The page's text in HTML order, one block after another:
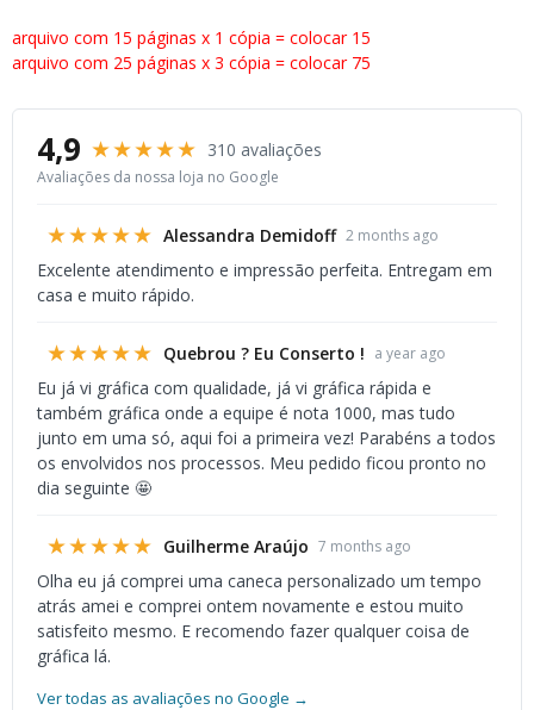
arquivo com 15 páginas x 1 cópia = colocar 15
arquivo com 25 páginas x 3 cópia = colocar 75
4,9 ★★★★★ 310 avaliações
Avaliações da nossa loja no Google
★★★★★ Alessandra Demidoff 2 months ago
Excelente atendimento e impressão perfeita. Entregam em
casa e muito rápido.
★★★★★ Quebrou ? Eu Conserto ! a year ago
Eu já vi gráfica com qualidade, já vi gráfica rápida e
também gráfica onde a equipe é nota 1000, mas tudo
junto em uma só, aqui foi a primeira vez! Parabéns a todos
os envolvidos nos processos. Meu pedido ficou pronto no
dia seguinte 🤩
★★★★★ Guilherme Araújo 7 months ago
Olha eu já comprei uma caneca personalizado um tempo
atrás amei e comprei ontem novamente e estou muito
satisfeito mesmo. E recomendo fazer qualquer coisa de
gráfica lá.
Ver todas as avaliações no Google →